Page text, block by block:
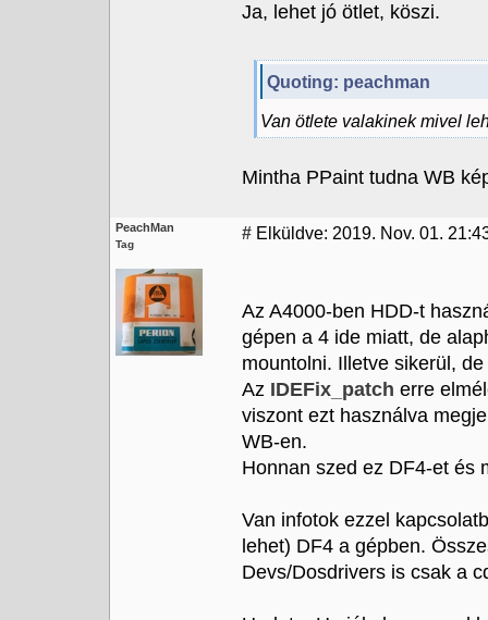
Ja, lehet jó ötlet, köszi.
Quoting: peachman
Van ötlete valakinek mivel
Mintha PPaint tudna WB
PeachMan
Tag
# Elküldve: 2019. Nov. 01.
Az A4000-ben HDD-t
gépen a 4 ide miatt, de
mountolni. Illetve sikerül,
Az IDEFix_patch erre
viszont ezt használva
WB-en.
Honnan szed ez DF4-et és
Van infotok ezzel
lehet) DF4 a gépben.
Devs/Dosdrivers is csak a